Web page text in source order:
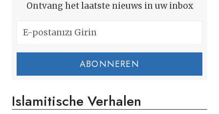
Ontvang het laatste nieuws in uw inbox
ABONNEREN
Islamitische Verhalen